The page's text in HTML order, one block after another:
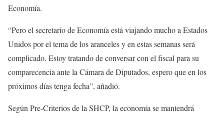
Economía.
“Pero el secretario de Economía está viajando mucho a Estados
Unidos por el tema de los aranceles y en estas semanas será
complicado. Estoy tratando de conversar con el fiscal para su
comparecencia ante la Cámara de Diputados, espero que en los
próximos días tenga fecha”, añadió.
Según Pre-Criterios de la SHCP, la economía se mantendrá